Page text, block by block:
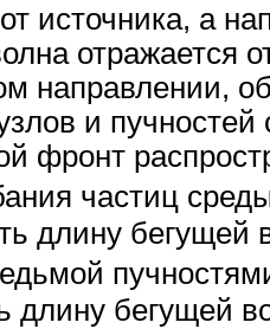
источника, а
отражается
направлении,
и
фронт
частиц
длину бегущей
длину бегущей